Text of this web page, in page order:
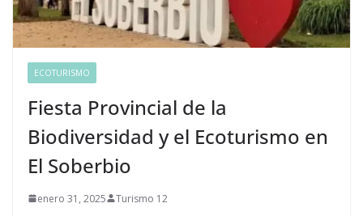
ECOTURISMO
Fiesta Provincial de la
Biodiversidad y el Ecoturismo en
El Soberbio
enero 31, 2025 Turismo 12